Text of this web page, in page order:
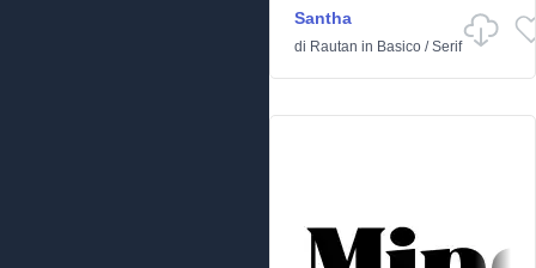
Santha
di Rautan in Basico /Serif